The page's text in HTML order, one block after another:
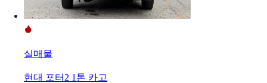
실매물
현대 포터2 1톤 카고